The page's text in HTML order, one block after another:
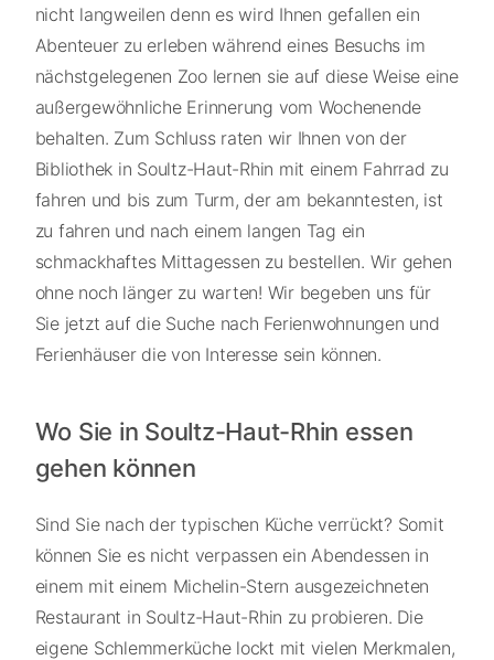
nicht langweilen denn es wird Ihnen gefallen ein
Abenteuer zu erleben während eines Besuchs im
nächstgelegenen Zoo lernen sie auf diese Weise eine
außergewöhnliche Erinnerung vom Wochenende
behalten. Zum Schluss raten wir Ihnen von der
Bibliothek in Soultz-Haut-Rhin mit einem Fahrrad zu
fahren und bis zum Turm, der am bekanntesten, ist
zu fahren und nach einem langen Tag ein
schmackhaftes Mittagessen zu bestellen. Wir gehen
ohne noch länger zu warten! Wir begeben uns für
Sie jetzt auf die Suche nach Ferienwohnungen und
Ferienhäuser die von Interesse sein können.
Wo Sie in Soultz-Haut-Rhin essen
gehen können
Sind Sie nach der typischen Küche verrückt? Somit
können Sie es nicht verpassen ein Abendessen in
einem mit einem Michelin-Stern ausgezeichneten
Restaurant in Soultz-Haut-Rhin zu probieren. Die
eigene Schlemmerküche lockt mit vielen Merkmalen,